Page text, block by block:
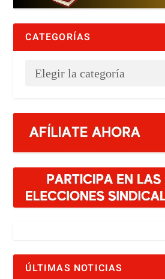
CATEGORÍAS
ÚLTIMAS NOTICIAS